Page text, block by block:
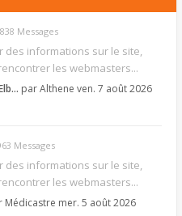
Messages
des informations sur le site,
les webmasters...
parAlthene ven. 7 août 2026
Messages
des informations sur le site,
les webmasters...
Médicastre mer. 5 août 2026